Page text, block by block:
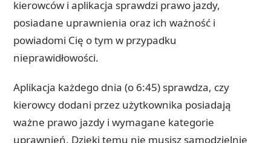
kierowców i aplikacja sprawdzi prawo jazdy,
posiadane uprawnienia oraz ich ważność i
powiadomi Cię o tym w przypadku
nieprawidłowości.
Aplikacja każdego dnia (o 6:45) sprawdza, czy
kierowcy dodani przez użytkownika posiadają
ważne prawo jazdy i wymagane kategorie
uprawnień. Dzięki temu nie musisz samodzielnie